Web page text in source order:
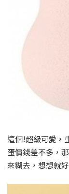
這個!超級可愛，
蛋價錢差不多，
來糊去，想想就